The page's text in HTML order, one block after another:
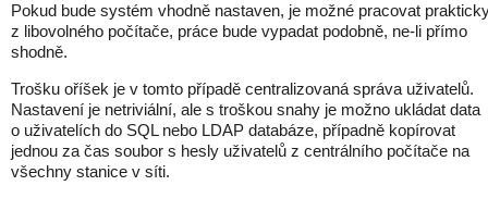
Pokud bude systém vhodně nastaven, je možné pracovat
z libovolného počítače, práce bude vypadat podobně, ne-li přímo
shodně.
Trošku oříšek je v tomto případě centralizovaná správa uživatelů.
Nastavení je netriviální, ale s troškou snahy je možno ukládat data
o uživatelích do SQL nebo LDAP databáze, případně kopírovat
jednou za čas soubor s hesly uživatelů z centrálního počítače na
všechny stanice v síti.